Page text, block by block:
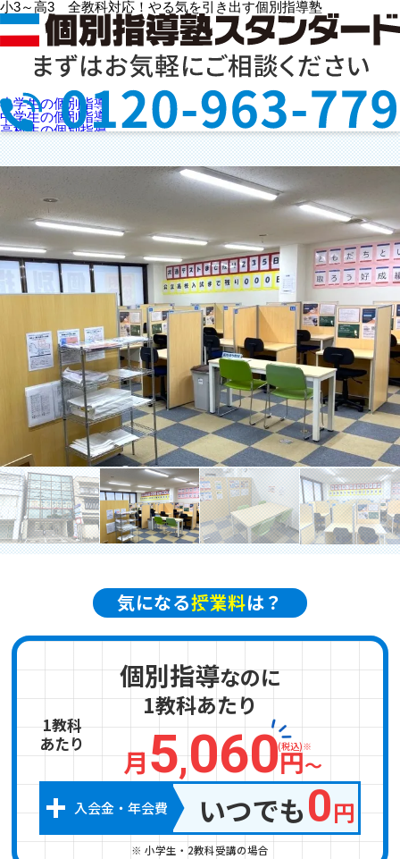
小3～高3 全教科対応！やる気を引き出す個別指導塾
お問合せ
メニュー
小学生の個別指導
中学生の個別指導
高校生の個別指導
選ばれる理由
授業料を知りたい
教室検索
お電話からのお問い合わせ
受付時間 ：［月～土］9:00～22:30
立山教室
(富山県中新川郡立山町)
気になる授業料は？
個別指導なのに
1教科あたり
1教科
あたり
月5,060円〜
(税込)※
+ 入会金・ 年会費 いつでも0円
※ 小学生・2教科受講の場合